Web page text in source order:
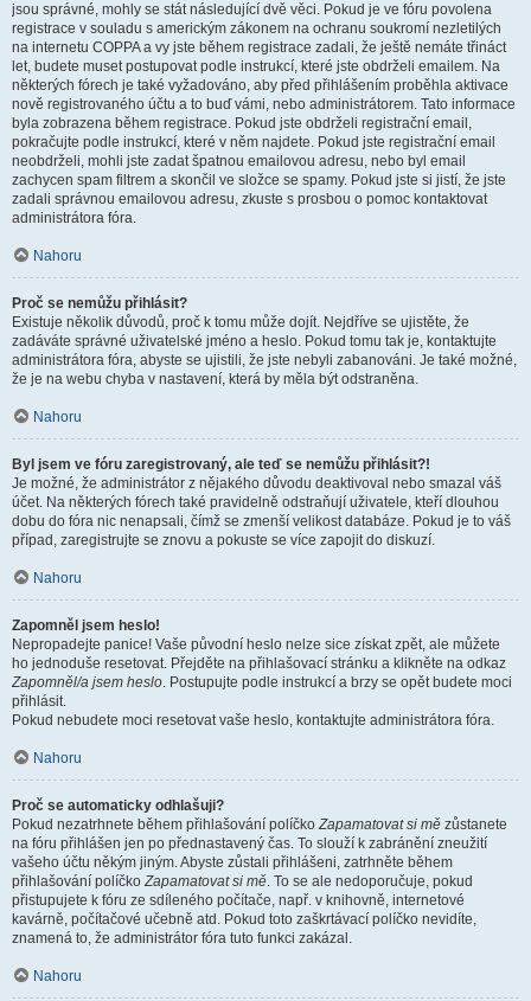
jsou správné, mohly se stát následující dvě věci. Pokud je ve fóru povolena
registrace v souladu s americkým zákonem na ochranu soukromí nezletilých
na internetu COPPA a vy jste během registrace zadali, že ještě nemáte třináct
let, budete muset postupovat podle instrukcí, které jste obdrželi emailem. Na
některých fórech je také vyžadováno, aby před přihlášením proběhla aktivace
nově registrovaného účtu a to buď vámi, nebo administrátorem. Tato informace
byla zobrazena během registrace. Pokud jste obdrželi registrační email,
pokračujte podle instrukcí, které v něm najdete. Pokud jste registrační email
neobdrželi, mohli jste zadat špatnou emailovou adresu, nebo byl email
zachycen spam filtrem a skončil ve složce se spamy. Pokud jste si jistí, že jste
zadali správnou emailovou adresu, zkuste s prosbou o pomoc kontaktovat
administrátora fóra.
Nahoru
Proč se nemůžu přihlásit?
Existuje několik důvodů, proč k tomu může dojít. Nejdříve se ujistěte, že
zadáváte správné uživatelské jméno a heslo. Pokud tomu tak je, kontaktujte
administrátora fóra, abyste se ujistili, že jste nebyli zabanováni. Je také možné,
že je na webu chyba v nastavení, která by měla být odstraněna.
Nahoru
Byl jsem ve fóru zaregistrovaný, ale teď se nemůžu přihlásit?!
Je možné, že administrátor z nějakého důvodu deaktivoval nebo smazal váš
účet. Na některých fórech také pravidelně odstraňují uživatele, kteří dlouhou
dobu do fóra nic nenapsali, čímž se zmenší velikost databáze. Pokud je to váš
případ, zaregistrujte se znovu a pokuste se více zapojit do diskuzí.
Nahoru
Zapomněl jsem heslo!
Nepropadejte panice! Vaše původní heslo nelze sice získat zpět, ale můžete
ho jednoduše resetovat. Přejděte na přihlašovací stránku a klikněte na odkaz
Zapomněl/a jsem heslo. Postupujte podle instrukcí a brzy se opět budete moci
přihlásit.
Pokud nebudete moci resetovat vaše heslo, kontaktujte administrátora fóra.
Nahoru
Proč se automaticky odhlašuji?
Pokud nezatrhnete během přihlašování políčkoZapamatovat si mě zůstanete
na fóru přihlášen jen po přednastavený čas. To slouží k zabránění zneužití
vašeho účtu někým jiným. Abyste zůstali přihlášeni, zatrhněte během
přihlašování políčkoZapamatovat si mě. To se ale nedoporučuje, pokud
přistupujete k fóru ze sdíleného počítače, např. v knihovně, internetové
kavárně, počítačové učebně atd. Pokud toto zaškrtávací políčko nevidíte,
znamená to, že administrátor fóra tuto funkci zakázal.
Nahoru